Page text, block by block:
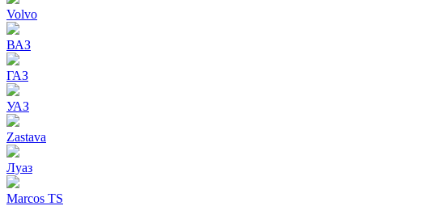
Volvo
ВАЗ
ГАЗ
УАЗ
Zastava
Луаз
Marcos TS